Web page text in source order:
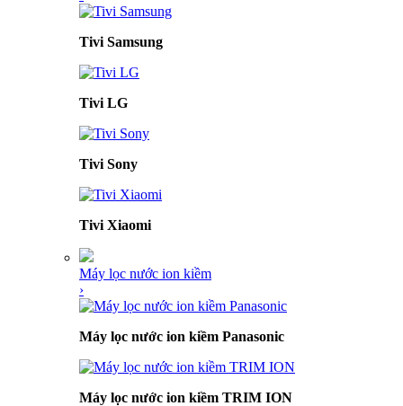
Tivi Samsung
Tivi LG
Tivi Sony
Tivi Xiaomi
Máy lọc nước ion kiềm
›
Máy lọc nước ion kiềm Panasonic
Máy lọc nước ion kiềm TRIM ION